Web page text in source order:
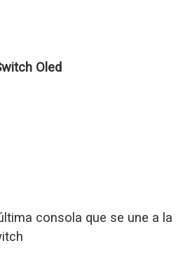
Oled
consola que se une a la